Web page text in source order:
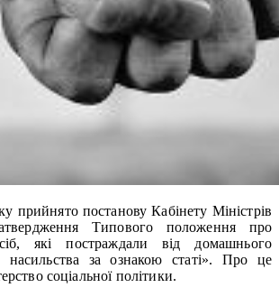
прийнято постанову Кабінету Міністрів
Типового положення про
які постраждали від домашнього
насильства за ознакою статі». Про це
соціальної політики.